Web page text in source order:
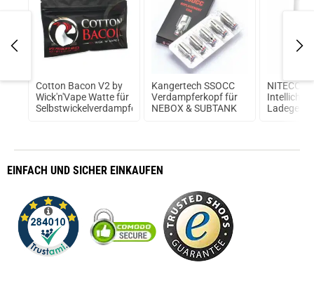
Cotton Bacon V2 by
Wick'n'Vape Watte für
Selbstwickelverdampfer
Kangertech SSOCC
Verdampferkopf für
NEBOX & SUBTANK
Ladegerät
EINFACH UND SICHER EINKAUFEN